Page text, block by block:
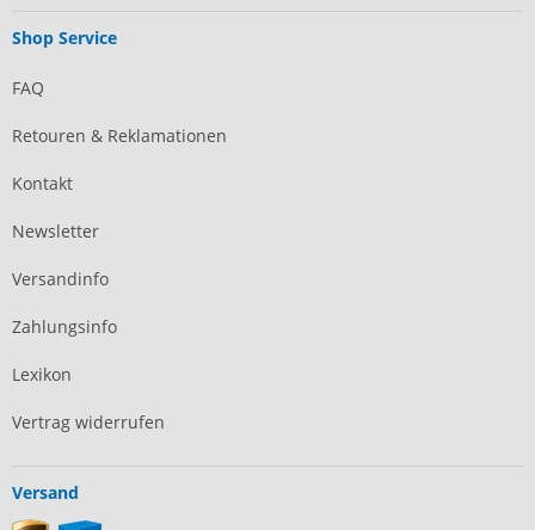
Shop Service
FAQ
Retouren & Reklamationen
Kontakt
Newsletter
Versandinfo
Zahlungsinfo
Lexikon
Vertrag widerrufen
Versand